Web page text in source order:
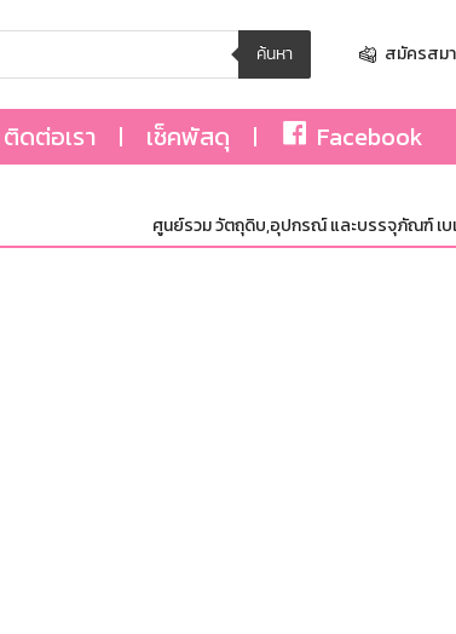
ค้นหา สมัครสม
ติดต่อเรา เช็คพัสดุ Facebook
ศูนย์รวม วัตถุดิบ,อุปกรณ์ และบรรจุภัณฑ์ เบเ